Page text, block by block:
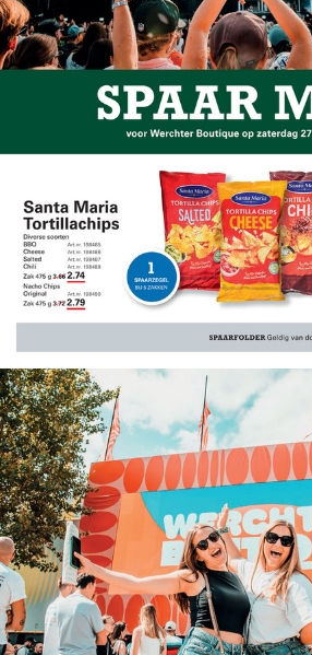
Privacybeleid bekijken
Publicatie rapporteren